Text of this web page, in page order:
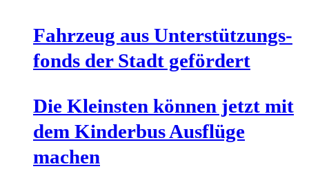
Fahr­zeug aus Unter­stüt­zungs­
fonds der Stadt gefördert
Die Kleins­ten kön­nen jetzt mit
dem Kin­der­bus Aus­flü­ge
machen